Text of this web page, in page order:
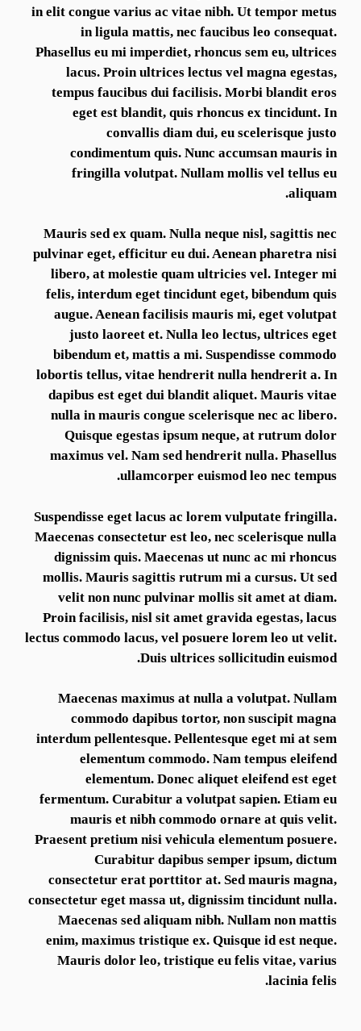
in elit congue varius ac vitae nibh. Ut tempor metus
in ligula mattis, nec faucibus leo consequat.
Phasellus eu mi imperdiet, rhoncus sem eu, ultrices
lacus. Proin ultrices lectus vel magna egestas,
tempus faucibus dui facilisis. Morbi blandit eros
eget est blandit, quis rhoncus ex tincidunt. In
convallis diam dui, eu scelerisque justo
condimentum quis. Nunc accumsan mauris in
fringilla volutpat. Nullam mollis vel tellus eu
aliquam.
Mauris sed ex quam. Nulla neque nisl, sagittis nec
pulvinar eget, efficitur eu dui. Aenean pharetra nisi
libero, at molestie quam ultricies vel. Integer mi
felis, interdum eget tincidunt eget, bibendum quis
augue. Aenean facilisis mauris mi, eget volutpat
justo laoreet et. Nulla leo lectus, ultrices eget
bibendum et, mattis a mi. Suspendisse commodo
lobortis tellus, vitae hendrerit nulla hendrerit a. In
dapibus est eget dui blandit aliquet. Mauris vitae
nulla in mauris congue scelerisque nec ac libero.
Quisque egestas ipsum neque, at rutrum dolor
maximus vel. Nam sed hendrerit nulla. Phasellus
ullamcorper euismod leo nec tempus.
Suspendisse eget lacus ac lorem vulputate fringilla.
Maecenas consectetur est leo, nec scelerisque nulla
dignissim quis. Maecenas ut nunc ac mi rhoncus
mollis. Mauris sagittis rutrum mi a cursus. Ut sed
velit non nunc pulvinar mollis sit amet at diam.
Proin facilisis, nisl sit amet gravida egestas, lacus
lectus commodo lacus, vel posuere lorem leo ut velit.
Duis ultrices sollicitudin euismod.
Maecenas maximus at nulla a volutpat. Nullam
commodo dapibus tortor, non suscipit magna
interdum pellentesque. Pellentesque eget mi at sem
elementum commodo. Nam tempus eleifend
elementum. Donec aliquet eleifend est eget
fermentum. Curabitur a volutpat sapien. Etiam eu
mauris et nibh commodo ornare at quis velit.
Praesent pretium nisi vehicula elementum posuere.
Curabitur dapibus semper ipsum, dictum
consectetur erat porttitor at. Sed mauris magna,
consectetur eget massa ut, dignissim tincidunt nulla.
Maecenas sed aliquam nibh. Nullam non mattis
enim, maximus tristique ex. Quisque id est neque.
Mauris dolor leo, tristique eu felis vitae, varius
lacinia felis.